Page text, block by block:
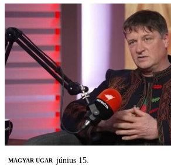
MAGYAR UGAR június 15.